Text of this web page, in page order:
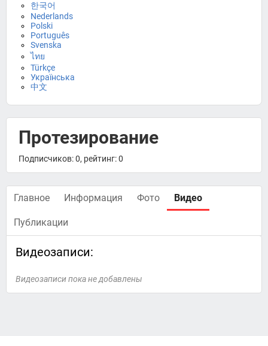
한국어
Nederlands
Polski
Português
Svenska
ไทย
Türkçe
Українська
中文
Протезирование
Подписчиков: 0, рейтинг: 0
Главное Информация Фото Видео
Публикации
Видеозаписи:
Видеозаписи пока не добавлены